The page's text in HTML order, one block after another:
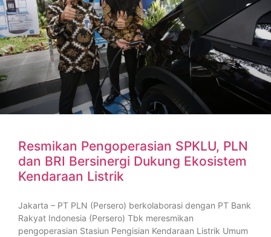
Resmikan Pengoperasian SPKLU, PLN
dan BRI Bersinergi Dukung Ekosistem
Kendaraan Listrik
Jakarta – PT PLN (Persero) berkolaborasi dengan PT Bank
Rakyat Indonesia (Persero) Tbk meresmikan
pengoperasian Stasiun Pengisian Kendaraan Listrik Umum